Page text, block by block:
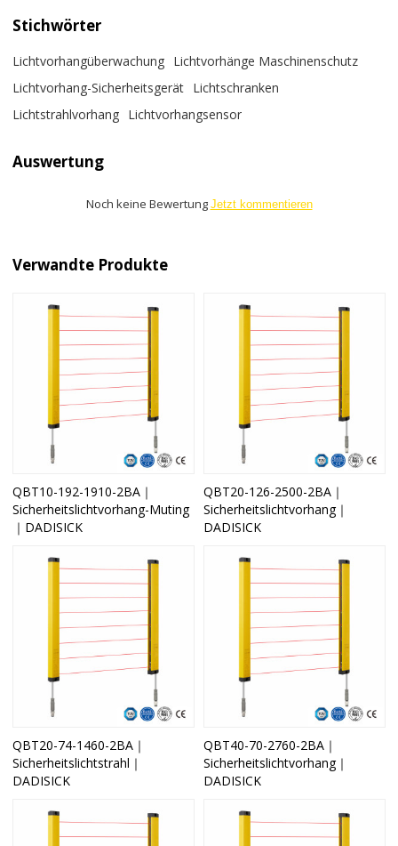
Stichwörter
Lichtvorhangüberwachung Lichtvorhänge Maschinenschutz
Lichtvorhang-Sicherheitsgerät Lichtschranken
Lichtstrahlvorhang Lichtvorhangsensor
Auswertung
Noch keine Bewertung Jetzt kommentieren
Verwandte Produkte
QBT10-192-1910-2BA｜
Sicherheitslichtvorhang-Muting
｜DADISICK
QBT20-126-2500-2BA｜
Sicherheitslichtvorhang｜
DADISICK
QBT20-74-1460-2BA｜
Sicherheitslichtstrahl｜
DADISICK
QBT40-70-2760-2BA｜
Sicherheitslichtvorhang｜
DADISICK